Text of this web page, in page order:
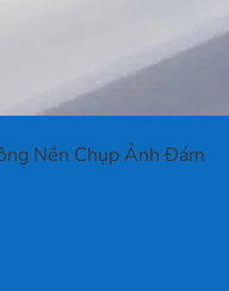
Nền Chụp Ảnh Đám